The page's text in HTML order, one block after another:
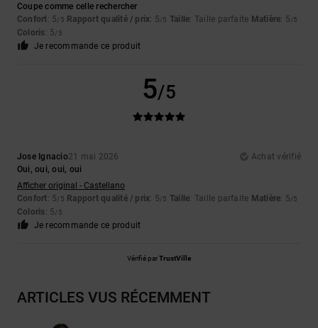
Coupe comme celle rechercher
Confort: 5/5 Rapport qualité / prix: 5/5 Taille: Taille parfaite Matière: 5/5
Coloris: 5/5
Je recommande ce produit
5/5
Jose Ignacio21 mai 2026
Achat vérifié
Oui, oui, oui, oui
Afficher original - Castellano
Confort: 5/5 Rapport qualité / prix: 5/5 Taille: Taille parfaite Matière: 5/5
Coloris: 5/5
Je recommande ce produit
Vérifié parTrustVille
ARTICLES VUS RÉCEMMENT